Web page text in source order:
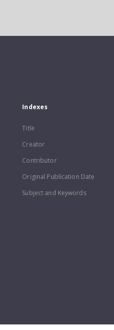
Indexes
Title
Creator
Contributor
Original Publication Date
Subject and Keywords